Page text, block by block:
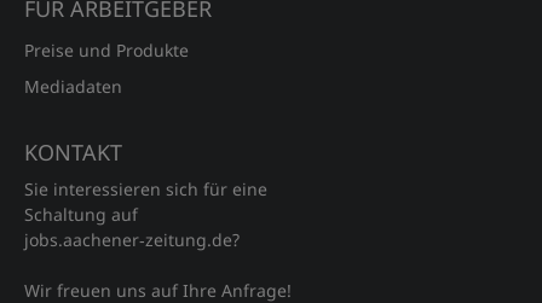
FÜR ARBEITGEBER
Preise und Produkte
Mediadaten
KONTAKT
Sie interessieren sich für eine
Schaltung auf
jobs.aachener‑zeitung.de?
Wir freuen uns auf Ihre Anfrage!